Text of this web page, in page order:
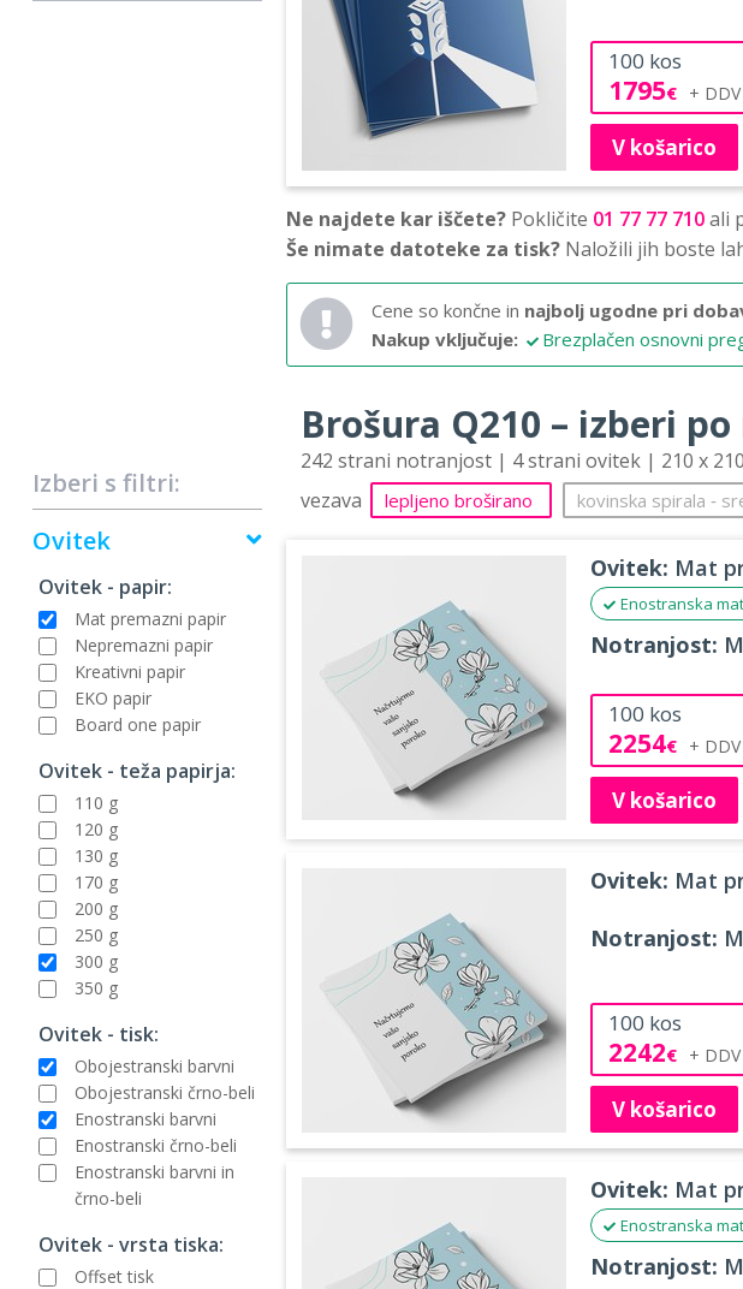
Izberi s filtri:
Ovitek
Ovitek - papir:
Mat premazni papir
Nepremazni papir
Kreativni papir
EKO papir
Board one papir
Ovitek - teža papirja:
110 g
120 g
130 g
170 g
200 g
250 g
300 g
350 g
Ovitek - tisk:
Obojestranski barvni
Obojestranski črno-beli
Enostranski barvni
Enostranski črno-beli
Enostranski barvni in
črno-beli
Ovitek - vrsta tiska:
Offset tisk
100 kos
1795€
V košarico
Ne najdete kar iščete? Pokličite 01 77 77 710ali
Še nimate datoteke za tisk? Naložili jih boste
Cene so končne in najbolj ugodne pri
Nakup vključuje:
Brezplačen osnovni
Brošura Q210 – izberi
242 strani notranjost | 4 strani ovitek | 210 x
vezava
lepljeno broširano kovinska spirala ‐
Ovitek: Mat
Enostranska
Notranjost:
100 kos
2254€
V košarico
Ovitek: Mat
Notranjost:
100 kos
2242€
V košarico
Ovitek: Mat
Enostranska
Notranjost: